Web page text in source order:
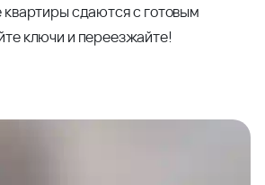
квартиры сдаются с готовым
ключи и переезжайте!